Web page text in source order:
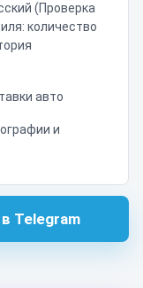
(Проверка
количество
авто
и
Telegram